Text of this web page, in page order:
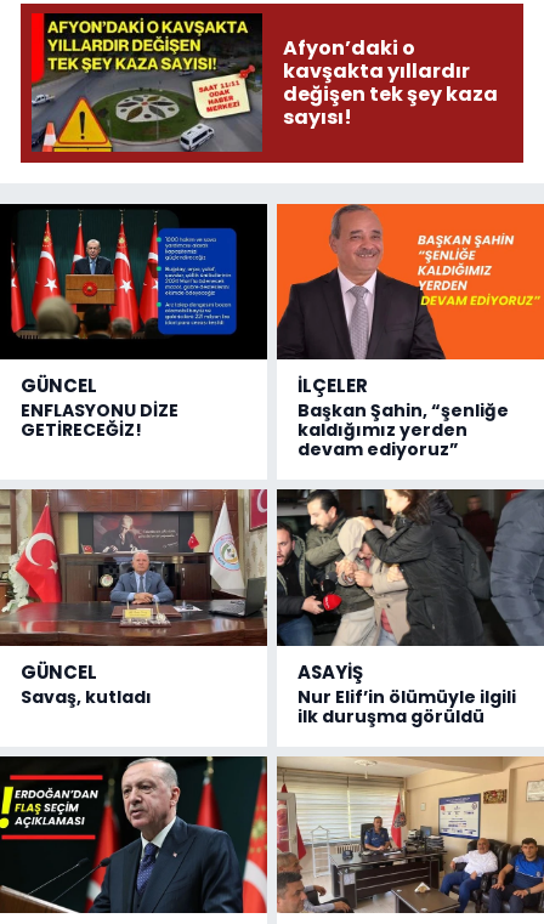
Afyon’daki o
kavşakta yıllardır
değişen tek şey kaza
sayısı!
GÜNCEL
ENFLASYONU DİZE
GETİRECEĞİZ!
İLÇELER
Başkan Şahin, “şenliğe
kaldığımız yerden
devam ediyoruz”
GÜNCEL
Savaş, kutladı
ASAYİŞ
Nur Elif’in ölümüyle ilgili
ilk duruşma görüldü